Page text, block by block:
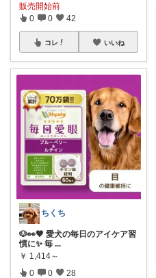
販売開始前
0 0 42
コレ いいね
ちくち
🐶👀🤎 愛犬の毎日のアイケア習
慣に✨ 毎 ...
￥ 1,414～
0 0 28